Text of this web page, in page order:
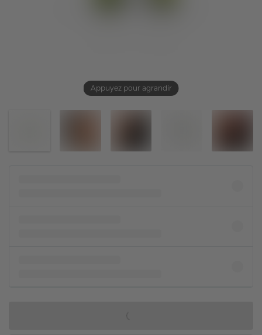
Appuyez pour agrandir